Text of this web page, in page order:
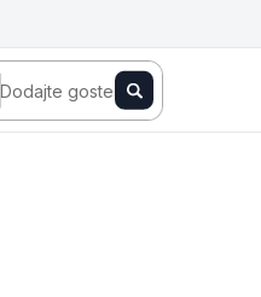
Dodajte goste